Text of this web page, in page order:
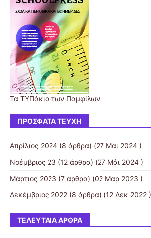
Τα ΤΥΠάκια των Παμφίλων
ΠΡΌΣΦΑΤΑ ΤΕΎΧΗ
Απρίλιος 2024 (8 άρθρα) (27 Μάι 2024 )
Νοέμβριος 23 (12 άρθρα) (27 Μάι 2024 )
Μάρτιος 2023 (7 άρθρα) (02 Μαρ 2023 )
Δεκέμβριος 2022 (8 άρθρα) (12 Δεκ 2022 )
ΤΕΛΕΥΤΑΊΑ ΆΡΘΡΑ